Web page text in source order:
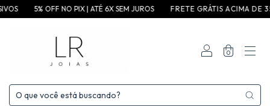
5% OFF NO PIX | ATÉ 6X SEM JUROS F R E T E G R ÁT I S A C I M A D E 3 5 0
0